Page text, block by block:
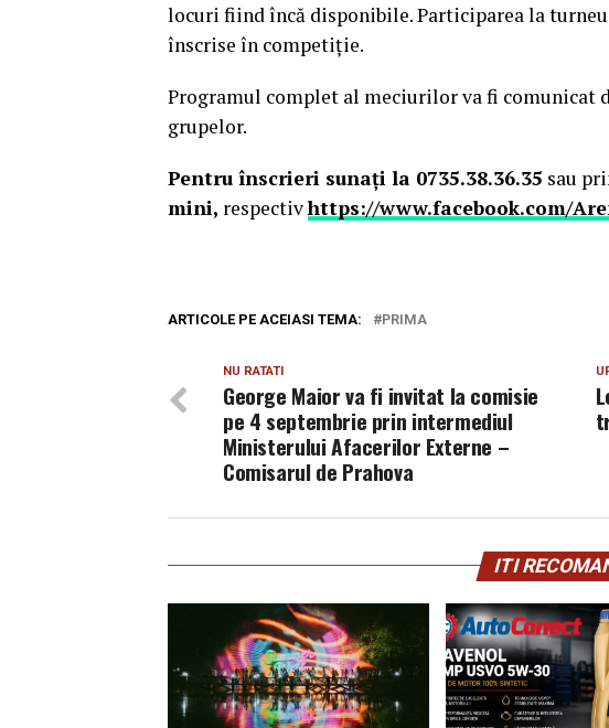
locuri fiind încă disponibile. Participarea la
înscrise în competiţie.
Programul complet al meciurilor va fi comunicat
grupelor.
Pentru înscrieri sunaţi la 0735.38.36.35 sau
mini, respectivhttps://www.facebook.com/
ARTICOLE PE ACEIASI TEMA: PRIMA
NU RATATI
George Maior va fi invitat la comisie
pe 4 septembrie prin intermediul
Ministerului Afacerilor Externe –
Comisarul de Prahova
ITI